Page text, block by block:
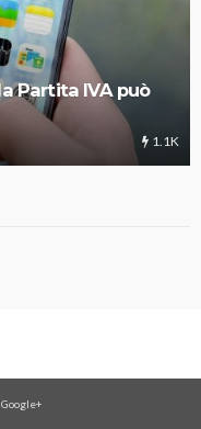
Partita IVA può
1.1K